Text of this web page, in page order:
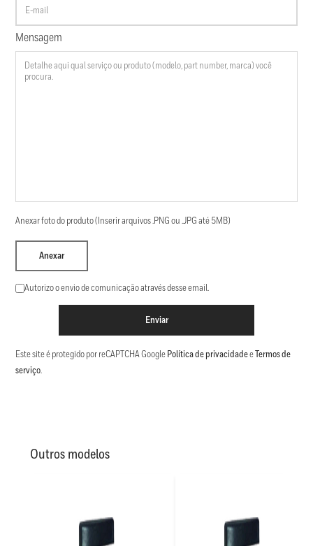
Mensagem
Anexar foto do produto (Inserir arquivos .PNG ou .JPG até 5MB)
Anexar
Autorizo o envio de comunicação através desse email.
Enviar
Este site é protegido por reCAPTCHA Google Política de privacidadee Termos de
serviço.
Outros modelos